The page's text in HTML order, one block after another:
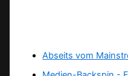
Abseits vom